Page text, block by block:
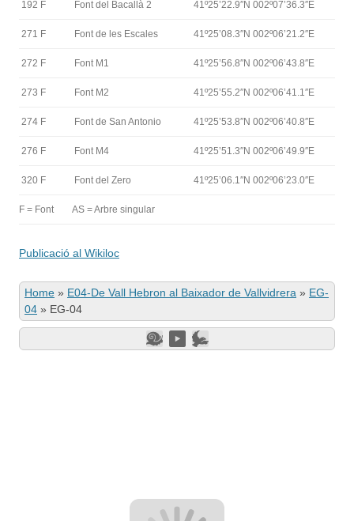
192 F Font del Bacallà 2 41º25’22.9″N 002º07’36.3″E
271 F Font de les Escales 41º25’08.3″N 002º06’21.2″E
272 F Font M1 41º25’56.8″N 002º06’43.8″E
273 F Font M2 41º25’55.2″N 002º06’41.1″E
274 F Font de San Antonio 41º25’53.8″N 002º06’40.8″E
276 F Font M4 41º25’51.3″N 002º06’49.9″E
320 F Font del Zero 41º25’06.1″N 002º06’23.0″E
F = Font AS = Arbre singular
Publicació al Wikiloc
Home » E04-De Vall Hebron al Baixador de Vallvidrera » EG-
04 » EG-04